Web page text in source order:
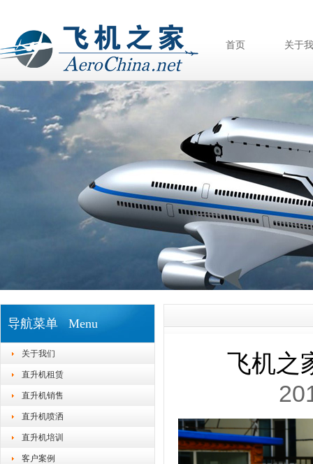
首页 关于
导航菜单 Menu
关于我们
直升机租赁
直升机销售
直升机喷洒
直升机培训
客户案例
飞机之